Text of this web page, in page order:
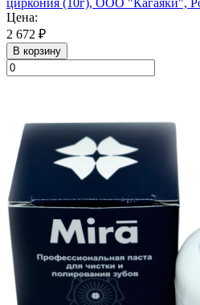
Цена:
2 672 ₽
В корзину